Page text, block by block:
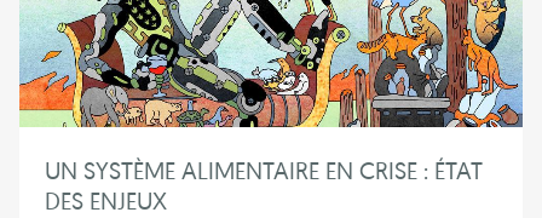
UN SYSTÈME ALIMENTAIRE EN CRISE : ÉTAT
DES ENJEUX